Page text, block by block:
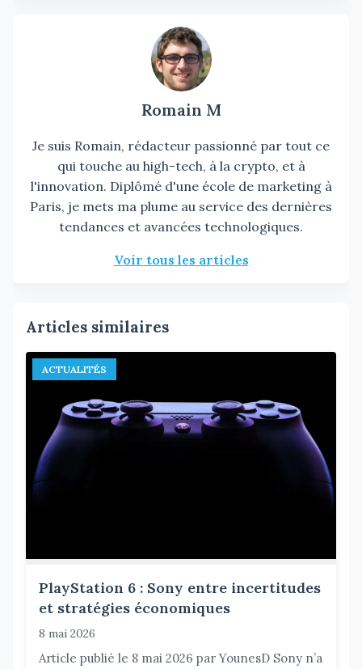
Romain M
Je suis Romain, rédacteur passionné par tout ce
qui touche au high-tech, à la crypto, et à
l'innovation. Diplômé d'une école de marketing à
Paris, je mets ma plume au service des dernières
tendances et avancées technologiques.
Voir tous les articles
Articles similaires
ACTUALITÉS
PlayStation 6 : Sony entre incertitudes
et stratégies économiques
8 mai 2026
Article publié le 8 mai 2026 par YounesD Sony n’a